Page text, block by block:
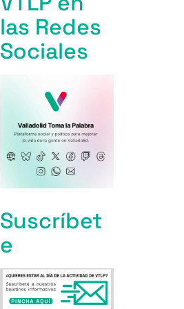
las Redes
Sociales
Suscríbet
e